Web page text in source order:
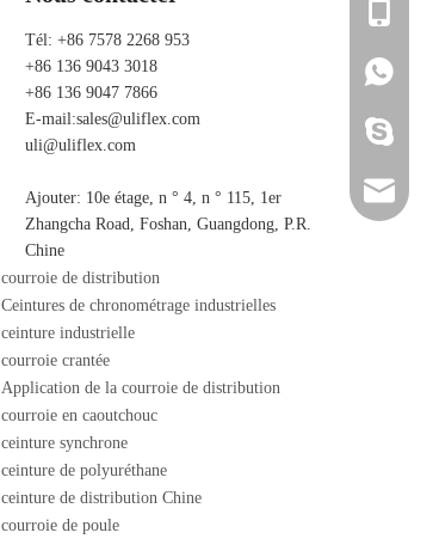
Tél: +86 7578 2268 953
+86 136 9043 3018
+86 136 9047 7866
E-mail:sales@uliflex.com
uli@uliflex.com
Ajouter: 10e étage, n ° 4, n ° 115, 1er
Zhangcha Road, Foshan, Guangdong, P.R.
Chine
courroie de distribution
Ceintures de chronométrage industrielles
ceinture industrielle
courroie crantée
Application de la courroie de distribution
courroie en caoutchouc
ceinture synchrone
ceinture de polyuréthane
ceinture de distribution Chine
courroie de poule
+86 136
+86 136